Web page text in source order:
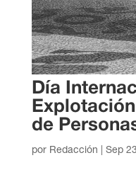
Día
de
por Redacción Sep